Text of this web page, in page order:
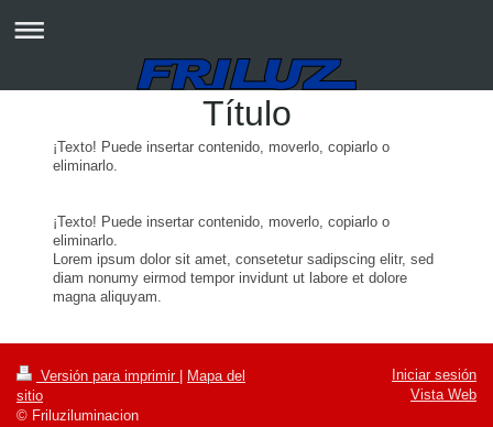
Título
¡Texto! Puede insertar contenido, moverlo, copiarlo o
eliminarlo.
¡Texto! Puede insertar contenido, moverlo, copiarlo o
eliminarlo.
Lorem ipsum dolor sit amet, consetetur sadipscing elitr, sed
diam nonumy eirmod tempor invidunt ut labore et dolore
magna aliquyam.
Versión para imprimir
Mapa del
sitio
© Friluziluminacion
Iniciar sesión
Vista Web